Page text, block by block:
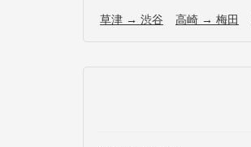
草津 → 渋谷 高崎 → 梅田